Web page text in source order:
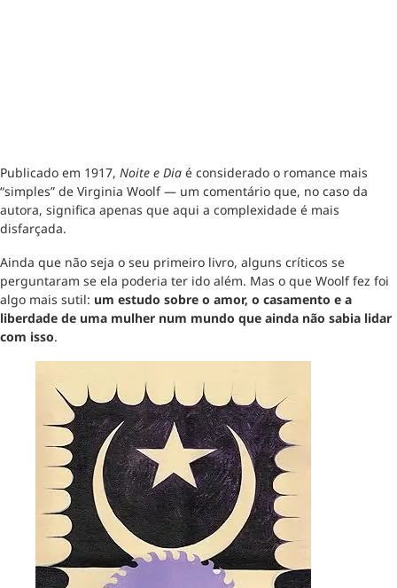
Publicado em 1917, Noite e Dia é considerado o romance mais
“simples” de Virginia Woolf — um comentário que, no caso da
autora, significa apenas que aqui a complexidade é mais
disfarçada.
Ainda que não seja o seu primeiro livro, alguns críticos se
perguntaram se ela poderia ter ido além. Mas o que Woolf fez foi
algo mais sutil: um estudo sobre o amor, o casamento e a
liberdade de uma mulher num mundo que ainda não sabia lidar
com isso.